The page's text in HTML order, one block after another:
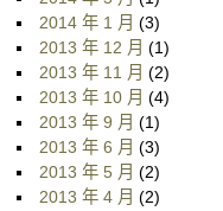
2014 年 1 月 (3)
2013 年 12 月 (1)
2013 年 11 月 (2)
2013 年 10 月 (4)
2013 年 9 月 (1)
2013 年 6 月 (3)
2013 年 5 月 (2)
2013 年 4 月 (2)